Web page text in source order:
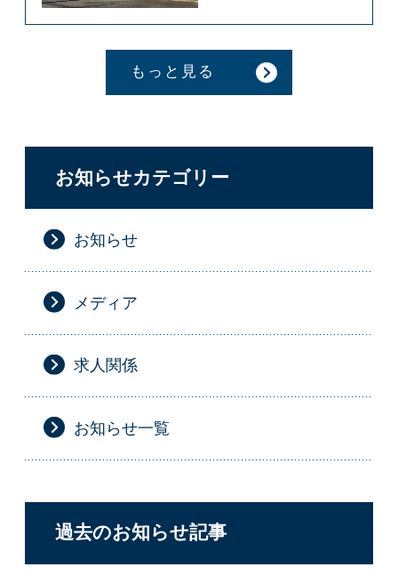
もっと見る
お知らせカテゴリー
お知らせ
メディア
求人関係
お知らせ一覧
過去のお知らせ記事